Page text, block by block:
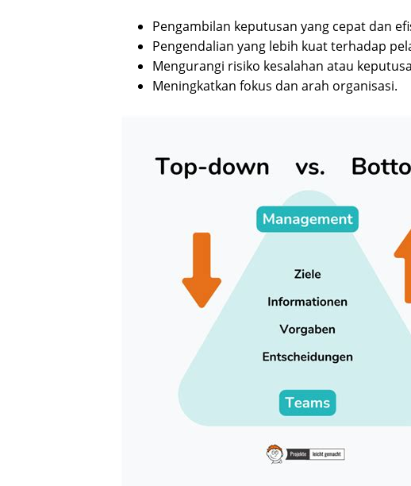
Pengambilan keputusan yang cepat dan
Pengendalian yang lebih kuat terhadap
Mengurangi risiko kesalahan atau
Meningkatkan fokus dan arah organisasi.